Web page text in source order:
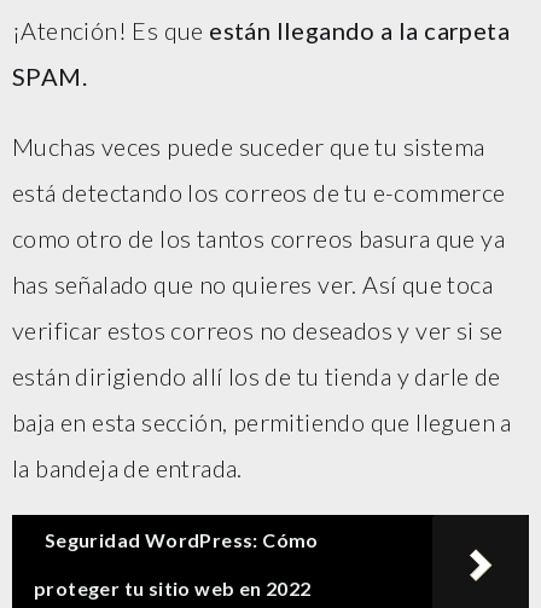
¡Atención! Es que están llegando a la carpeta
SPAM.
Muchas veces puede suceder que tu sistema
está detectando los correos de tu e-commerce
como otro de los tantos correos basura que ya
has señalado que no quieres ver. Así que toca
verificar estos correos no deseados y ver si se
están dirigiendo allí los de tu tienda y darle de
baja en esta sección, permitiendo que lleguen a
la bandeja de entrada.
Seguridad WordPress: Cómo
proteger tu sitio web en 2022